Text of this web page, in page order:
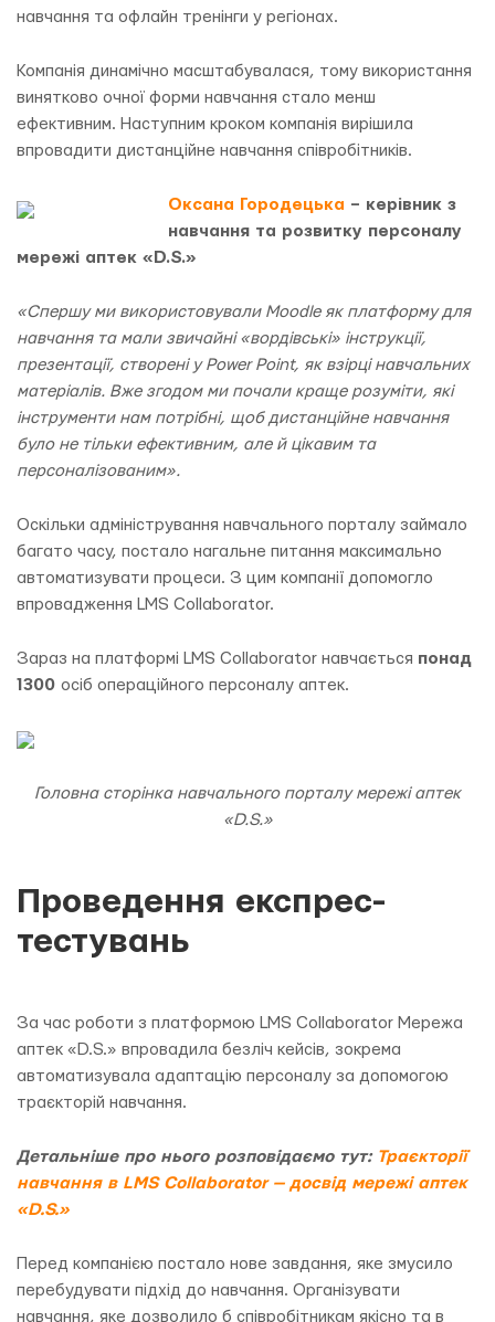
навчання та офлайн тренінги у регіонах.
Компанія динамічно масштабувалася, тому використання
винятково очної форми навчання стало менш
ефективним. Наступним кроком компанія вирішила
впровадити дистанційне навчання співробітників.
Оксана Городецька – керівник з
навчання та розвитку персоналу
мережі аптек «D.S.»
«Спершу ми використовували Moodle як платформу для
навчання та мали звичайні «вордівські» інструкції,
презентації, створені у Power Point, як взірці навчальних
матеріалів. Вже згодом ми почали краще розуміти, які
інструменти нам потрібні, щоб дистанційне навчання
було не тільки ефективним, але й цікавим та
персоналізованим».
Оскільки адміністрування навчального порталу займало
багато часу, постало нагальне питання максимально
автоматизувати процеси. З цим компанії допомогло
впровадження LMS Collaborator.
Зараз на платформі LMS Collaborator навчається понад
1300 осіб операційного персоналу аптек.
Головна сторінка навчального порталу мережі аптек
«D.S.»
Проведення експрес-
тестувань
За час роботи з платформою LMS Collaborator Мережа
аптек «D.S.» впровадила безліч кейсів, зокрема
автоматизувала адаптацію персоналу за допомогою
траєкторій навчання.
Детальніше про нього розповідаємо тут: Траєкторії
навчання в LMS Collaborator — досвід мережі аптек
«D.S.»
Перед компанією постало нове завдання, яке змусило
перебудувати підхід до навчання. Організувати
навчання, яке дозволило б співробітникам якісно та в